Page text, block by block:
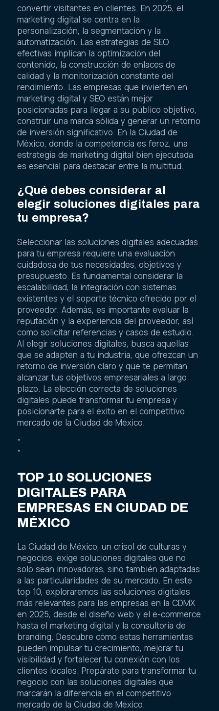
convertir visitantes en clientes. En 2025, el
marketing digital se centra en la
personalización, la segmentación y la
automatización. Las estrategias de SEO
efectivas implican la optimización del
contenido, la construcción de enlaces de
calidad y la monitorización constante del
rendimiento. Las empresas que invierten en
marketing digital y SEO están mejor
posicionadas para llegar a su público objetivo,
construir una marca sólida y generar un retorno
de inversión significativo. En la Ciudad de
México, donde la competencia es feroz, una
estrategia de marketing digital bien ejecutada
es esencial para destacar entre la multitud.
¿Qué debes considerar al
elegir soluciones digitales para
tu empresa?
Seleccionar las soluciones digitales adecuadas
para tu empresa requiere una evaluación
cuidadosa de tus necesidades, objetivos y
presupuesto. Es fundamental considerar la
escalabilidad, la integración con sistemas
existentes y el soporte técnico ofrecido por el
proveedor. Además, es importante evaluar la
reputación y la experiencia del proveedor, así
como solicitar referencias y casos de estudio.
Al elegir soluciones digitales, busca aquellas
que se adapten a tu industria, que ofrezcan un
retorno de inversión claro y que te permitan
alcanzar tus objetivos empresariales a largo
plazo. La elección correcta de soluciones
digitales puede transformar tu empresa y
posicionarte para el éxito en el competitivo
mercado de la Ciudad de México.
”
”
TOP 10 SOLUCIONES
DIGITALES PARA
EMPRESAS EN CIUDAD DE
MÉXICO
La Ciudad de México, un crisol de culturas y
negocios, exige soluciones digitales que no
solo sean innovadoras, sino también adaptadas
a las particularidades de su mercado. En este
top 10, exploraremos las soluciones digitales
más relevantes para las empresas en la CDMX
en 2025, desde el diseño web y el e-commerce
hasta el marketing digital y la consultoría de
branding. Descubre cómo estas herramientas
pueden impulsar tu crecimiento, mejorar tu
visibilidad y fortalecer tu conexión con los
clientes locales. Prepárate para transformar tu
negocio con las soluciones digitales que
marcarán la diferencia en el competitivo
mercado de la Ciudad de México.